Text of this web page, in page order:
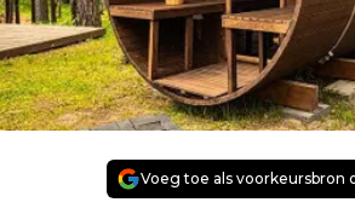
Voeg toe als voorkeursbron